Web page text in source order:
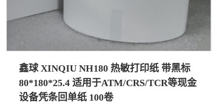
鑫球 XINQIU NH180 热敏打印纸 带黑标
80*180*25.4 适用于ATM/CRS/TCR等现金
设备凭条回单纸 100卷